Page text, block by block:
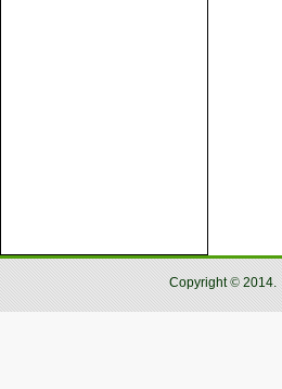
Copyright© 2014.